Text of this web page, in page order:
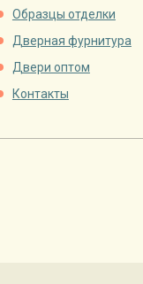
Образцы отделки
Дверная фурнитура
Двери оптом
Контакты